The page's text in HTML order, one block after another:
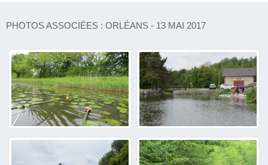
PHOTOS ASSOCIÉES : ORLÉANS - 13 MAI 2017